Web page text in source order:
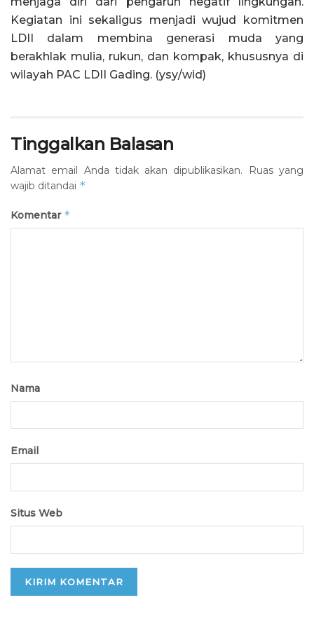
Kegiatan ini sekaligus menjadi wujud komitmen
LDII dalam membina generasi muda yang
berakhlak mulia, rukun, dan kompak, khususnya di
wilayah PAC LDII Gading. (ysy/wid)
Tinggalkan Balasan
Alamat email Anda tidak akan dipublikasikan.
Ruas yang
wajib ditandai *
Komentar *
Nama
Email
Situs Web